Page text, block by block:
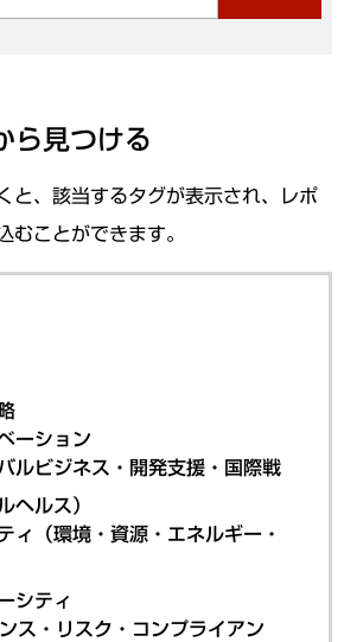
ら見つける
と、該当するタグが表示され、レポ
むことができます。
ーション
ルビジネス・開発支援・国際戦
ヘルス）
ィ（環境・資源・エネルギー・
シティ
ス・リスク・コンプライアン